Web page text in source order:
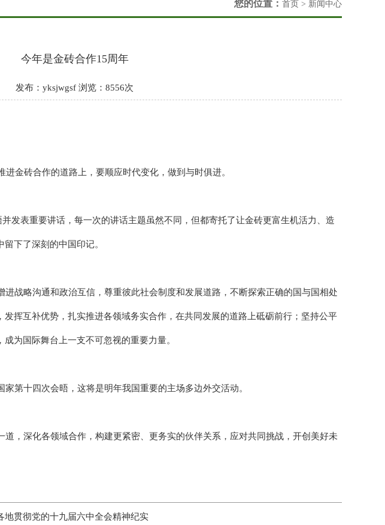
您的位置： 首页 > 新闻中心
今年是金砖合作15周年
发布：yksjwgsf 浏览：8556次
金砖合作的道路上，要顺应时代变化，做到与时俱进。
发表重要讲话，每一次的讲话主题虽然不同，但都寄托了让金砖更富生机活力、造
下了深刻的中国印记。
战略沟通和政治互信，尊重彼此社会制度和发展道路，不断探索正确的国与国相处
挥互补优势，扎实推进各领域务实合作，在共同发展的道路上砥砺前行；坚持公平
为国际舞台上一支不可忽视的重要力量。
第十四次会晤，这将是明年我国重要的主场多边外交活动。
，深化各领域合作，构建更紧密、更务实的伙伴关系，应对共同挑战，开创美好未
贯彻党的十九届六中全会精神纪实